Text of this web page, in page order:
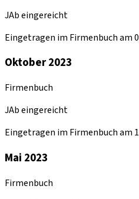
JAb eingereicht
Eingetragen im Firmenbuch am
Oktober 2023
Firmenbuch
JAb eingereicht
Eingetragen im Firmenbuch am
Mai 2023
Firmenbuch